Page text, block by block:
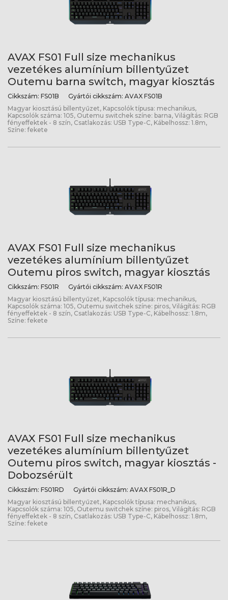
AVAX FS01 Full size mechanikus
vezetékes alumínium billentyűzet
Outemu barna switch, magyar kiosztás
Cikkszám: FS01B Gyártói cikkszám: AVAX FS01B
Magyar kiosztású billentyűzet, Kapcsolók típusa: mechanikus,
Kapcsolók száma: 105, Outemu switchek színe: barna, Világítás: RGB
fényeffektek - 8 szín, Csatlakozás: USB Type-C, Kábelhossz: 1.8m,
Színe: fekete
AVAX FS01 Full size mechanikus
vezetékes alumínium billentyűzet
Outemu piros switch, magyar kiosztás
Cikkszám: FS01R Gyártói cikkszám: AVAX FS01R
Magyar kiosztású billentyűzet, Kapcsolók típusa: mechanikus,
Kapcsolók száma: 105, Outemu switchek színe: piros, Világítás: RGB
fényeffektek - 8 szín, Csatlakozás: USB Type-C, Kábelhossz: 1.8m,
Színe: fekete
AVAX FS01 Full size mechanikus
vezetékes alumínium billentyűzet
Outemu piros switch, magyar kiosztás -
Dobozsérült
Cikkszám: FS01RD Gyártói cikkszám: AVAX FS01R_D
Magyar kiosztású billentyűzet, Kapcsolók típusa: mechanikus,
Kapcsolók száma: 105, Outemu switchek színe: piros, Világítás: RGB
fényeffektek - 8 szín, Csatlakozás: USB Type-C, Kábelhossz: 1.8m,
Színe: fekete